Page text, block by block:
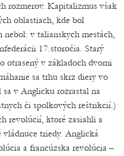
rozmerov. Kapitalizmus však
oblastiach, kde bol
nebol: v talianskych mestách,
17.storočia. Starý
otrasený v základoch dvomi
sa trhu skrz diery vo
v Anglicku rozrastal na
či spolkových reštrikcií.)
revolúcií, ktoré zasiahli a
triedy. Anglická
a francúzska revolúcia –